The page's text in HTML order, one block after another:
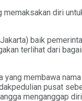
diri
baik
terlihat dari
membawa
pusat
menganggap